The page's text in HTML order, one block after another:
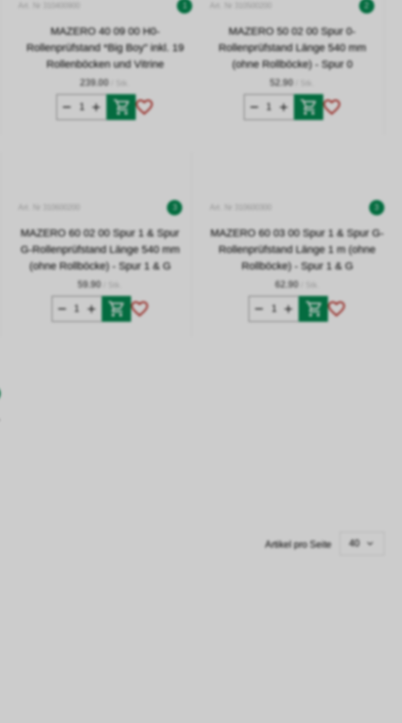
1
MAZERO 40 09 00 H0-
Rollenprüfstand *Big Boy" inkl. 19
Rollenböcken und Vitrine
239.00
MAZERO 50 02 00 Spur 0-
Rollenprüfstand Länge 540 mm
(ohne Rollböcke) - Spur 0
52.90
3
MAZERO 60 02 00 Spur 1 & Spur
G-Rollenprüfstand Länge 540 mm
(ohne Rollböcke) - Spur 1 & G
59.90
3
MAZERO 60 03 00 Spur 1 & Spur G-
Rollenprüfstand Länge 1 m (ohne
Rollböcke) - Spur 1 & G
62.90
Artikel pro Seite 40